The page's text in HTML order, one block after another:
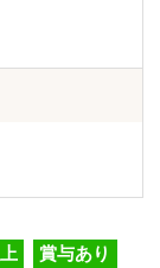
賞与あり